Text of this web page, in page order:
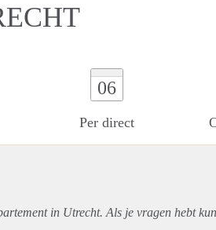
06
Per direct
in Utrecht. Als je vragen hebt